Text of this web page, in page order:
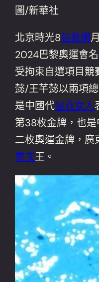
圖/新華社
北京時光8包養網
2024巴黎奧運會名
受拘束自選項目競
懿/王芊懿以兩項
是中國代包養女人
第38枚金牌，也
二枚奧運金牌，廣
單次王。